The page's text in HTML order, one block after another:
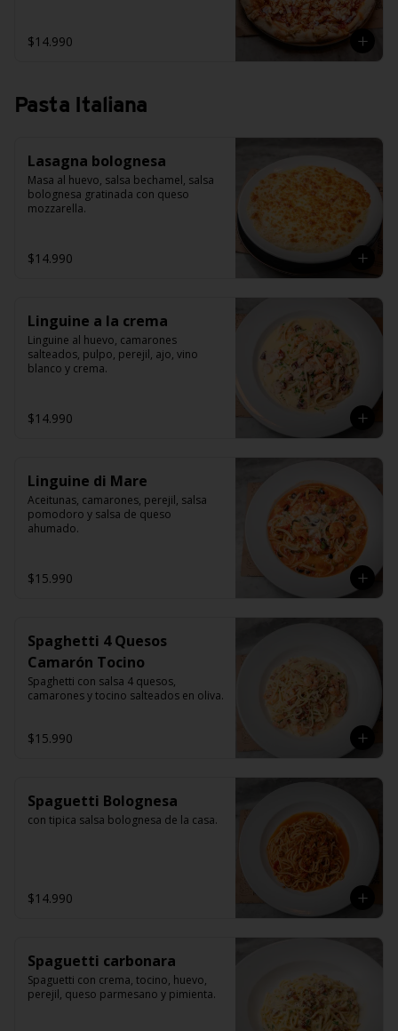
$14.990
Pasta Italiana
Lasagna bolognesa
Masa al huevo, salsa bechamel, salsa
bolognesa gratinada con queso
mozzarella.
$14.990
Linguine a la crema
Linguine al huevo, camarones
salteados, pulpo, perejil, ajo, vino
blanco y crema.
$14.990
Linguine di Mare
Aceitunas, camarones, perejil, salsa
pomodoro y salsa de queso
ahumado.
$15.990
Spaghetti 4 Quesos
Camarón Tocino
Spaghetti con salsa 4 quesos,
camarones y tocino salteados en oliva.
$15.990
Spaguetti Bolognesa
con tipica salsa bolognesa de la casa.
$14.990
Spaguetti carbonara
Spaguetti con crema, tocino, huevo,
perejil, queso parmesano y pimienta.